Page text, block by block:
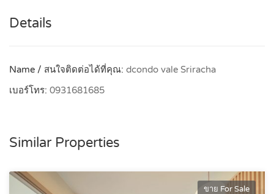
Details
Name / สนใจติดต่อได้ที่คุณ: dcondo vale Sriracha
เบอร์โทร: 0931681685
Similar Properties
ขาย For Sale